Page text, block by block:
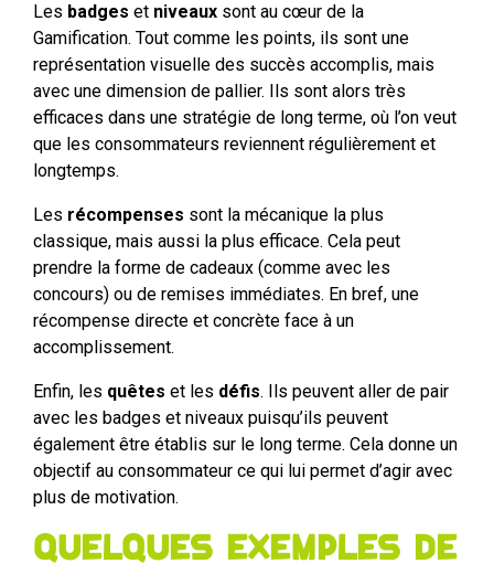
Les badges et niveaux sont au cœur de la
Gamification. Tout comme les points, ils sont une
représentation visuelle des succès accomplis, mais
avec une dimension de pallier. Ils sont alors très
efficaces dans une stratégie de long terme, où l’on veut
que les consommateurs reviennent régulièrement et
longtemps.
Les récompenses sont la mécanique la plus
classique, mais aussi la plus efficace. Cela peut
prendre la forme de cadeaux (comme avec les
concours) ou de remises immédiates. En bref, une
récompense directe et concrète face à un
accomplissement.
Enfin, les quêtes et les défis. Ils peuvent aller de pair
avec les badges et niveaux puisqu’ils peuvent
également être établis sur le long terme. Cela donne un
objectif au consommateur ce qui lui permet d’agir avec
plus de motivation.
Quelques exemples de